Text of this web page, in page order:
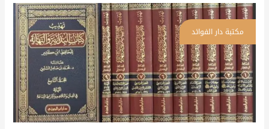
تهذيب
كتاب
البداية
والنهاية
9
مجلدات